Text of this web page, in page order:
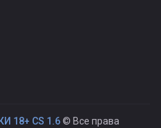
18+ CS 1.6© Все права